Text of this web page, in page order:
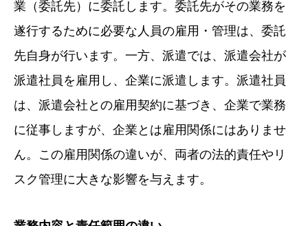
業（委託先）に委託します。委託先がその業務を
遂行するために必要な人員の雇用・管理は、委託
先自身が行います。一方、派遣では、派遣会社が
派遣社員を雇用し、企業に派遣します。派遣社員
は、派遣会社との雇用契約に基づき、企業で業務
に従事しますが、企業とは雇用関係にはありませ
ん。この雇用関係の違いが、両者の法的責任やリ
スク管理に大きな影響を与えます。